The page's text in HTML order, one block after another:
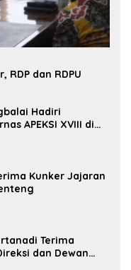
dan RDPU
Hadiri
APEKSI XVIII di
Kunker Jajaran
Terima
dan Dewan